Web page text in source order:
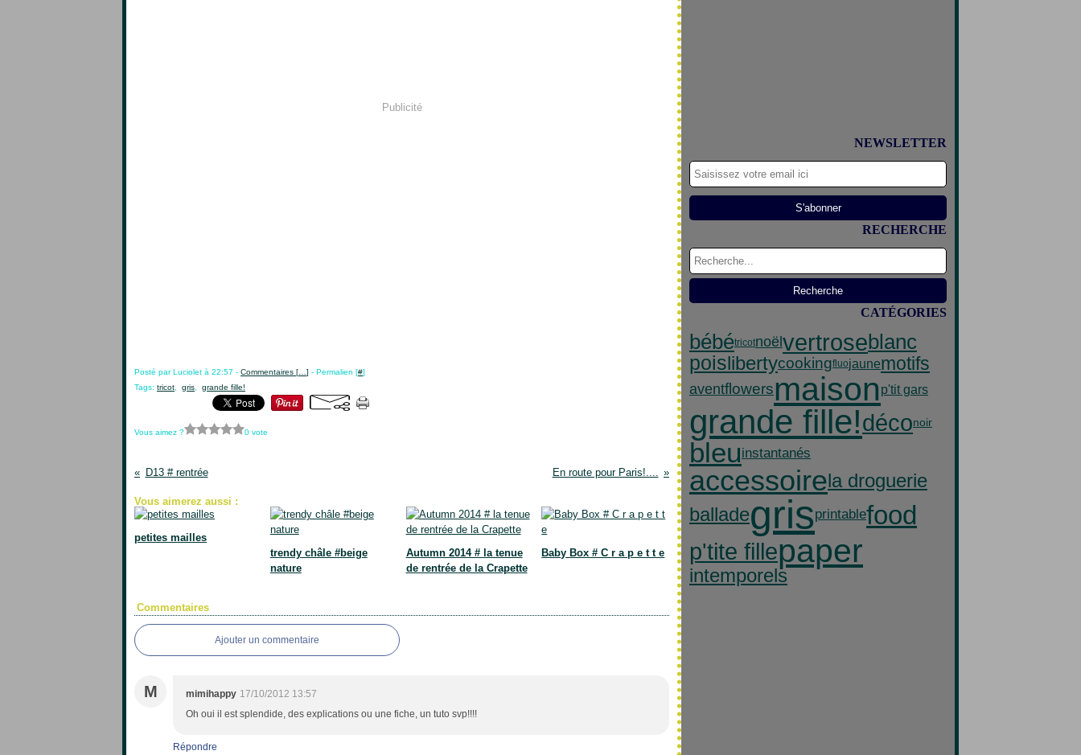
Publicité
Posté par Luciolet à 22:57 - Commentaires [ ] - Permalien [#]
Tags: tricot gris grande fille!
Vous aimez ? 0 vote
D13 # rentrée En route pour Paris!....
Vous aimerez aussi :
petites mailles
trendy châle #beige
nature
Autumn 2014 # la tenue
de rentrée de la Crapette
Baby Box # C r a p e t t e
Commentaires
Ajouter un commentaire
M mimihappy 17/10/2012 13:57
Oh oui il est splendide, des explications ou une fiche, un tuto svp!!!!
Répondre
NEWSLETTER
RECHERCHE
CATÉGORIES
bébétricotnoël vertroseblanc
poislibertycookingfluojaunemotifs
aventflowersmaison p'tit gars
grande fille!déconoir
bleuinstantanés
accessoirela droguerie
balladegrisprintablefood
p'tite fillepaper
intemporels